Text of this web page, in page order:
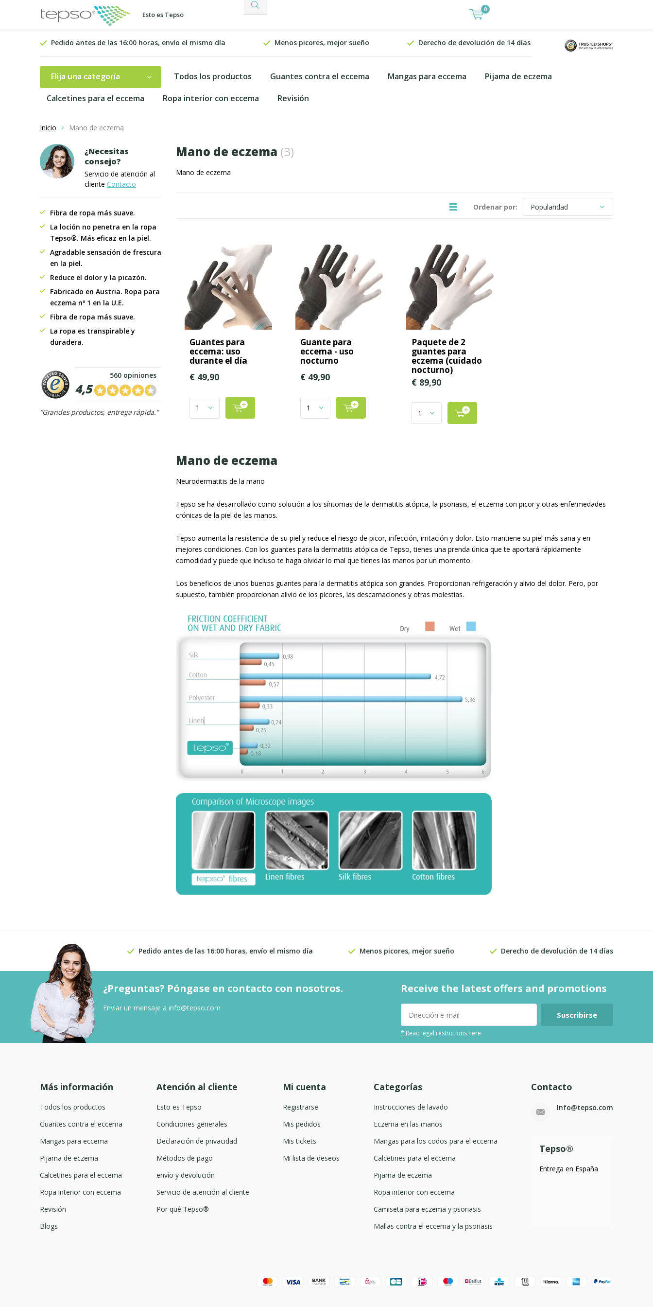
Esto es Tepso
0
Pedido antes de las 16:00 horas, envío el mismo día Menos picores, mejor sueño Derecho de devolución de 14 días
Elija una categoría Todos los productos Guantes contra el eccema Mangas para eccema Pijama de eczema
Calcetines para el eccema Ropa interior con eccema Revisión
Inicio Mano de eczema
Mano de eczema (3)
Mano de eczema
Ordenar por:
Guantes para
eccema: uso
durante el día
€ 49,90
Guante para
eccema - uso
nocturno
€ 49,90
Paquete de 2
guantes para
eczema (cuidado
nocturno)
€ 89,90
Mano de eczema
Neurodermatitis de la mano
Tepso se ha desarrollado como solución a los síntomas de la dermatitis atópica, la psoriasis, el eczema con picor y otras enfermedades
crónicas de la piel de las manos.
Tepso aumenta la resistencia de su piel y reduce el riesgo de picor, infección, irritación y dolor. Esto mantiene su piel más sana y en
mejores condiciones. Con los guantes para la dermatitis atópica de Tepso, tienes una prenda única que te aportará rápidamente
comodidad y puede que incluso te haga olvidar lo mal que tienes las manos por un momento.
Los beneficios de unos buenos guantes para la dermatitis atópica son grandes. Proporcionan refrigeración y alivio del dolor. Pero, por
supuesto, también proporcionan alivio de los picores, las descamaciones y otras molestias.
¿Necesitas
consejo?
Servicio de atención al
cliente Contacto
Fibra de ropa más suave.
La loción no penetra en la ropa
Tepso®. Más eficaz en la piel.
Agradable sensación de frescura
en la piel.
Reduce el dolor y la picazón.
Fabricado en Austria. Ropa para
eczema nº 1 en la U.E.
Fibra de ropa más suave.
La ropa es transpirable y
duradera.
4,5
560 opiniones
“Grandes productos, entrega rápida.”
Pedido antes de las 16:00 horas, envío el mismo día Menos picores, mejor sueño Derecho de devolución de 14 días
¿Preguntas? Póngase en contacto con nosotros.
Enviar un mensaje a info@tepso.com
Receive the latest offers and promotions
Suscribirse
* Read legal restrictions here
Más información
Todos los productos
Guantes contra el eccema
Mangas para eccema
Pijama de eczema
Calcetines para el eccema
Ropa interior con eccema
Revisión
Blogs
Atención al cliente
Esto es Tepso
Condiciones generales
Declaración de privacidad
Métodos de pago
envío y devolución
Servicio de atención al cliente
Por qué Tepso®
Mi cuenta
Registrarse
Mis pedidos
Mis tickets
Mi lista de deseos
Categorías
Instrucciones de lavado
Eczema en las manos
Mangas para los codos para el eccema
Calcetines para el eccema
Pijama de eczema
Ropa interior con eccema
Camiseta para eczema y psoriasis
Mallas contra el eccema y la psoriasis
Contacto
Info@tepso.com
Tepso®
Entrega en España